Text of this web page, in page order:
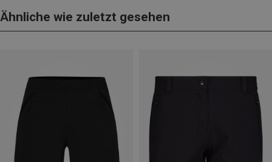
Ähnliche wie zuletzt gesehen